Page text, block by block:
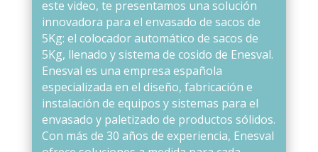
este video, te presentamos una solución
innovadora para el envasado de sacos de
5Kg: el colocador automático de sacos de
5Kg, llenado y sistema de cosido de Enesval.
Enesval es una empresa española
especializada en el diseño, fabricación e
instalación de equipos y sistemas para el
envasado y paletizado de productos sólidos.
Con más de 30 años de experiencia, Enesval